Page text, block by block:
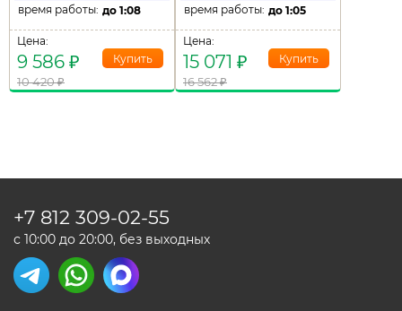
время работы: до 1:08
Цена:
9 586 ₽
10 420₽
время работы: до 1:05
Цена:
15 071 ₽
16 562₽
+7 812 309-02-55
с 10:00 до 20:00, без выходных